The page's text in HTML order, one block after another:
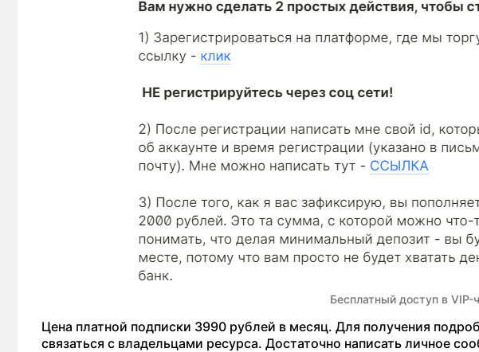
Бесплатный доступ в VIP-
Цена платной подписки 3990 рублей в месяц. Для получения
связаться с владельцами ресурса. Достаточно написать личное